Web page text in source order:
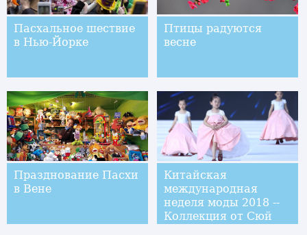
Пасхальное шествие
в Нью-Йорке
Птицы радуются
весне
Празднование Пасхи
в Вене
Китайская
международная
неделя моды 2018 --
Коллекция от Сюй